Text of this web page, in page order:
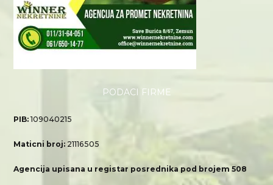
PODACI FIRME
PIB:109040215
Maticni broj: 21116505
Agencija upisana u registar posrednika pod brojem 508